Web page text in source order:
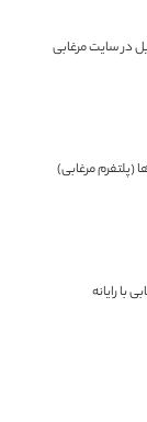
در سایت مرغابی
(پلتفرم مرغابی)
با رایانه